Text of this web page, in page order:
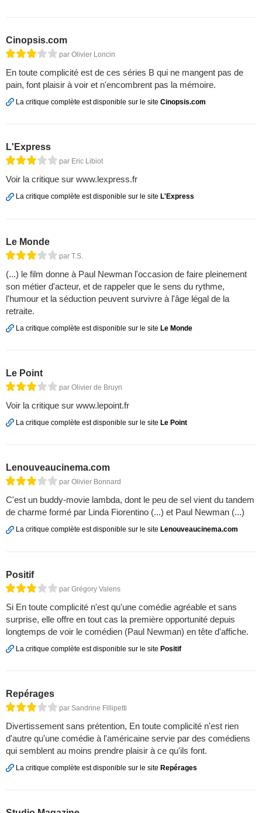
Cinopsis.com
par Olivier Loncin
En toute complicité est de ces séries B qui ne mangent pas de
pain, font plaisir à voir et n'encombrent pas la mémoire.
La critique complète est disponible sur le site Cinopsis.com
L'Express
par Eric Libiot
Voir la critique sur www.lexpress.fr
La critique complète est disponible sur le site L'Express
Le Monde
par T.S.
(...) le film donne à Paul Newman l'occasion de faire pleinement
son métier d'acteur, et de rappeler que le sens du rythme,
l'humour et la séduction peuvent survivre à l'âge légal de la
retraite.
La critique complète est disponible sur le site Le Monde
Le Point
par Olivier de Bruyn
Voir la critique sur www.lepoint.fr
La critique complète est disponible sur le site Le Point
Lenouveaucinema.com
par Olivier Bonnard
C'est un buddy-movie lambda, dont le peu de sel vient du tandem
de charme formé par Linda Fiorentino (...) et Paul Newman (...)
La critique complète est disponible sur le site Lenouveaucinema.com
Positif
par Grégory Valens
Si En toute complicité n'est qu'une comédie agréable et sans
surprise, elle offre en tout cas la première opportunité depuis
longtemps de voir le comédien (Paul Newman) en tête d'affiche.
La critique complète est disponible sur le site Positif
Repérages
par Sandrine Fillipetti
Divertissement sans prétention, En toute complicité n'est rien
d'autre qu'une comédie à l'américaine servie par des comédiens
qui semblent au moins prendre plaisir à ce qu'ils font.
La critique complète est disponible sur le site Repérages